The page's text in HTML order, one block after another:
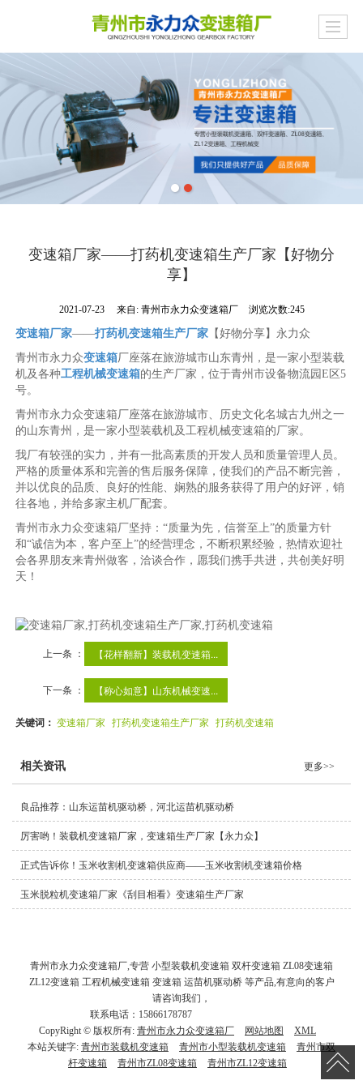
变速箱厂家——打药机变速箱生产厂家【好物分
享】
2021-07-23 来自: 青州市永力众变速箱厂 浏览次数:245
变速箱厂家——打药机变速箱生产厂家 【好物分享】永力众
青州市永力众变速箱厂座落在旅游城市山东青州，是一家小型装载
机及各种工程机械变速箱的生产厂家，位于青州市设备物流园E区5
号。
青州市永力众变速箱厂座落在旅游城市、历史文化名城古九州之一
的山东青州，是一家小型装载机及工程机械变速箱的厂家。
我厂有较强的实力，并有一批高素质的开发人员和质量管理人员。
严格的质量体系和完善的售后服务保障，使我们的产品不断完善，
并以优良的品质、良好的性能、娴熟的服务获得了用户的好评，销
往各地，并给多家主机厂配套。
青州市永力众变速箱厂坚持：“质量为先，信誉至上”的质量方针
和“诚信为本，客户至上”的经营理念，不断积累经验，热情欢迎社
会各界朋友来青州做客，洽谈合作，愿我们携手共进，共创美好明
天！
上一条 ： 【花样翻新】装载机变速箱...
下一条 ： 【称心如意】山东机械变速...
关键词：变速箱厂家 打药机变速箱生产厂家 打药机变速箱
相关资讯 更多>>
良品推荐：山东运苗机驱动桥，河北运苗机驱动桥
厉害哟！装载机变速箱厂家，变速箱生产厂家【永力众】
正式告诉你！玉米收割机变速箱供应商——玉米收割机变速箱价格
玉米脱粒机变速箱厂家《刮目相看》变速箱生产厂家
青州市永力众变速箱厂,专营 小型装载机变速箱 双杆变速箱 ZL08变速箱
ZL12变速箱 工程机械变速箱 变速箱 运苗机驱动桥 等产品,有意向的客户
请咨询我们，
联系电话：15866178787
CopyRight © 版权所有: 青州市永力众变速箱厂 网站地图
XML
本站关键字: 青州市装载机变速箱 青州市小型装载机变速箱
青州市双
杆变速箱
青州市ZL08变速箱 青州市ZL12变速箱